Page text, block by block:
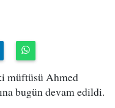
müftüsü Ahmed
bugün devam edildi.